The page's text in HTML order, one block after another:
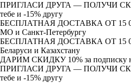
ПРИГЛАСИ ДРУГА — ПОЛУЧИ
тебе и -15% другу
БЕСПЛАТНАЯ ДОСТАВКА ОТ 15
МО и Санкт-Петербургу
БЕСПЛАТНАЯ ДОСТАВКА ОТ 15
Беларуси и Казахстану
ДАРИМ СКИДКУ 10% за подписку
ПРИГЛАСИ ДРУГА — ПОЛУЧИ
тебе и -15% другу